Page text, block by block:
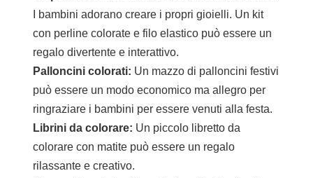
I bambini adorano creare i propri gioielli. Un kit
con perline colorate e filo elastico può essere un
regalo divertente e interattivo.
Palloncini colorati: Un mazzo di palloncini festivi
può essere un modo economico ma allegro per
ringraziare i bambini per essere venuti alla festa.
Librini da colorare: Un piccolo libretto da
colorare con matite può essere un regalo
rilassante e creativo.